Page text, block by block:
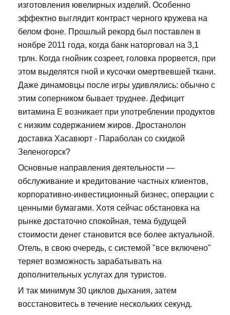
изготовления ювелирных изделий. Особенно
эффектно выглядит контраст черного кружева на
белом фоне. Прошлый рекорд был поставлен в
ноябре 2011 года, когда банк наторговал на 3,1
трлн. Когда гнойник созреет, головка прорвется, при
этом выделятся гной и кусочки омертвевшей ткани.
Даже динамовцы после игры удивлялись: обычно с
этим соперником бывает труднее. Дефицит
витамина Е возникает при употреблении продуктов
с низким содержанием жиров. Дростанолон
доставка Хасавюрт - Параболан со скидкой
Зеленогорск?
Основные направления деятельности —
обслуживание и кредитование частных клиентов,
корпоративно-инвестиционный бизнес, операции с
ценными бумагами. Хотя сейчас обстановка на
рынке достаточно спокойная, тема будущей
стоимости денег становится все более актуальной.
Отель, в свою очередь, с системой "все включено"
теряет возможность зарабатывать на
дополнительных услугах для туристов.
И так минимум 30 циклов дыхания, затем
восстановитесь в течение нескольких секунд.